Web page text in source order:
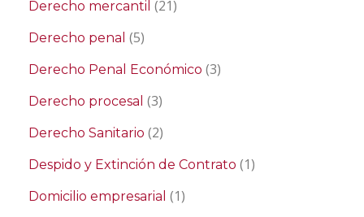
Derecho mercantil (21)
Derecho penal (5)
Derecho Penal Económico (3)
Derecho procesal (3)
Derecho Sanitario (2)
Despido y Extinción de Contrato (1)
Domicilio empresarial (1)